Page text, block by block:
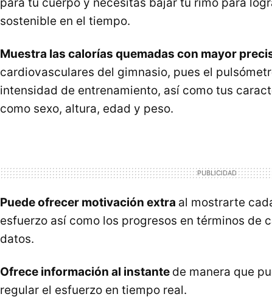
sostenible en el tiempo.
Muestra las calorías quemadas con mayor
cardiovasculares del gimnasio, pues el
intensidad de entrenamiento, así como tus
como sexo, altura, edad y peso.
Puede ofrecer motivación extra al mostrarte
esfuerzo así como los progresos en términos de
datos.
Ofrece información al instante de manera que
regular el esfuerzo en tiempo real.